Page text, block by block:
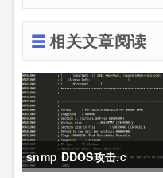
相关文章阅读
snmp DDOS攻击.c